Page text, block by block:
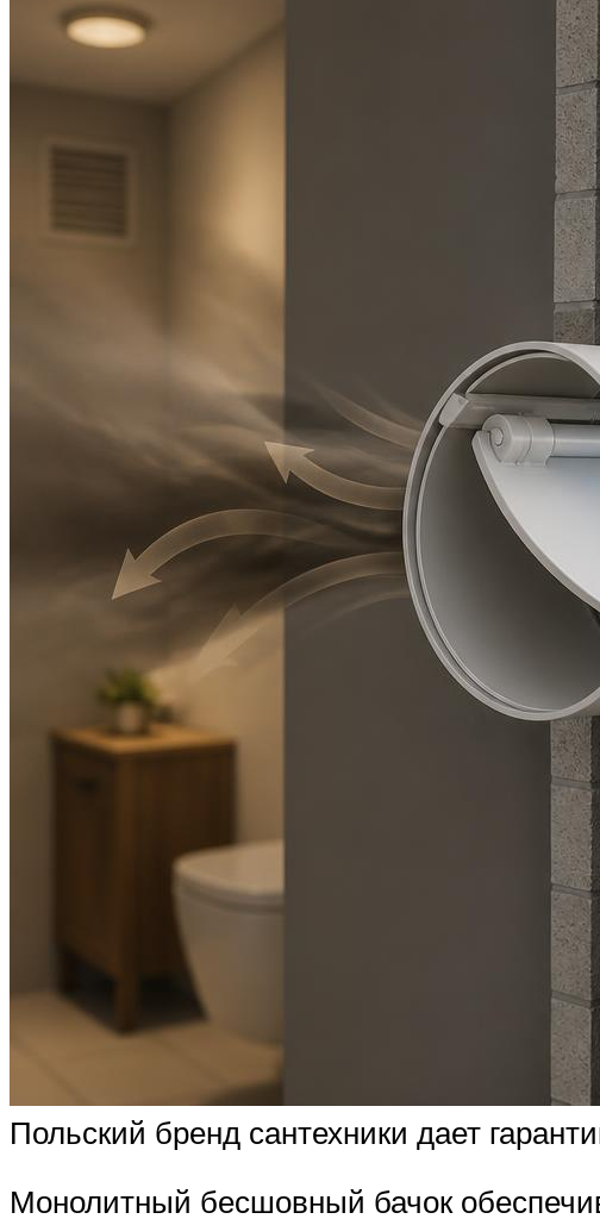
Польский бренд сантехники дает
Монолитный бесшовный бачок